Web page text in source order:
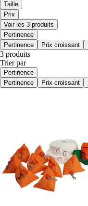
Taille
Prix
Voir les 3 produits
Pertinence
Pertinence
Prix croissant
3 produits
Trier par
Pertinence
Pertinence
Prix croissant